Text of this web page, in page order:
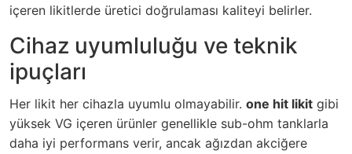
içeren likitlerde üretici doğrulaması kaliteyi belirler.
Cihaz uyumluluğu ve teknik
ipuçları
Her likit her cihazla uyumlu olmayabilir. one hit likit gibi
yüksek VG içeren ürünler genellikle sub-ohm tanklarla
daha iyi performans verir, ancak ağızdan akciğere